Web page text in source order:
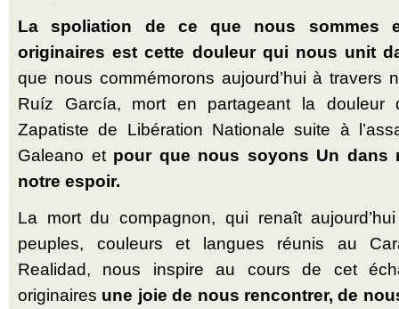
La spoliation de ce que nous sommes
originaires est cette douleur qui nous unit
que nous commémorons aujourd’hui à travers
Ruíz García, mort en partageant la douleur
Zapatiste de Libération Nationale suite à
Galeano et pour que nous soyons Un dans
notre espoir.
La mort du compagnon, qui renaît
peuples, couleurs et langues réunis au
Realidad, nous inspire au cours de cet
originaires une joie de nous rencontrer, de